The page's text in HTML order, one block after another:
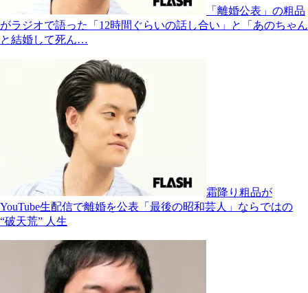
「離婚公表」の粗品
がラジオで語った「12時間ぐらいの話し合い」と「あのちゃん
と結婚して死ん…
霜降り粗品が
YouTube生配信で離婚を公表「最後の昭和芸人」ならではの
“破天荒” 人生